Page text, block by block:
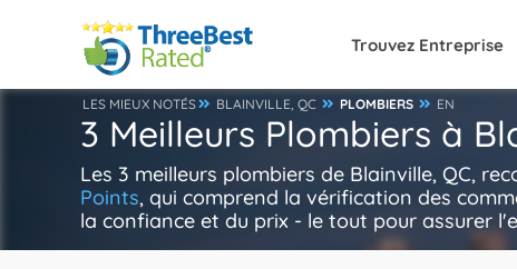
Trouvez Entreprise
LES MIEUX NOTÉS BLAINVILLE, QC PLOMBIERS EN
3 Meilleurs Plombiers à
Les 3 meilleurs plombiers de Blainville, QC,
Points, qui comprend la vérification des
la confiance et du prix - le tout pour assurer